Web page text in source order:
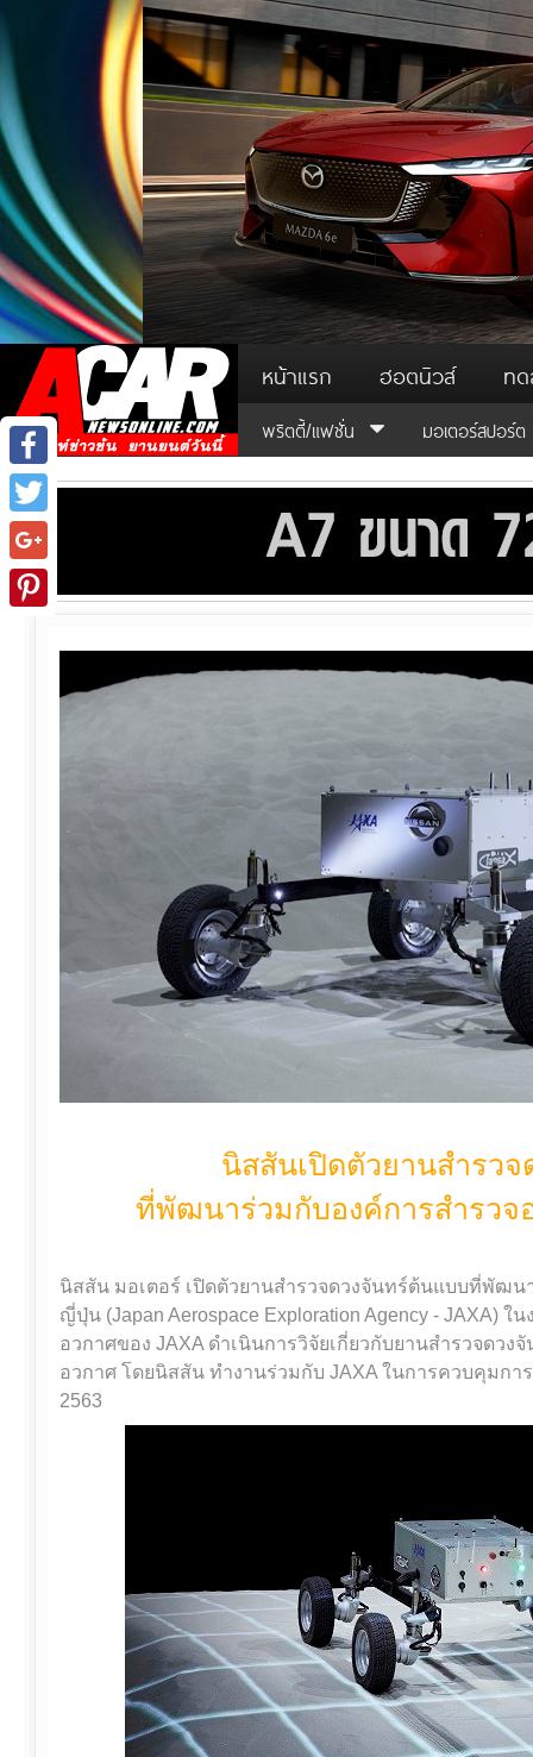
หน้าแรก ฮอตนิวส์ ท
พริตตี้/แฟชั่น มอเตอร์สปอร์ต
Facebook
Twitter
Google+
นิสสันเปิดตัวยานสำรว
ที่พัฒนาร่วมกับองค์การสำรวจ
นิสสัน มอเตอร์ เปิดตัวยานสำรวจดวงจันทร์ต้นแบบที่พัฒน
ญี่ปุ่น (Japan Aerospace Exploration Agency - JAXA)
อวกาศของ JAXA ดำเนินการวิจัยเกี่ยวกับยานสำรวจดว
อวกาศ โดยนิสสัน ทำงานร่วมกับ JAXA ในการควบคุมก
2563